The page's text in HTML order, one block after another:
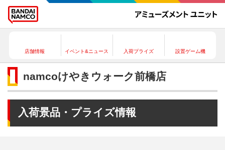
店舗情報 イベント&ニュース 入荷プライズ 設置ゲーム機
namcoけやきウォーク前橋店
入荷景品・プライズ情報